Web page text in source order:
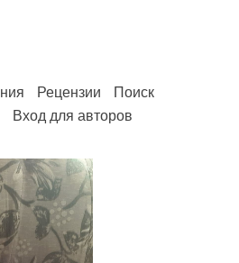
Рецензии
Поиск
Вход для авторов